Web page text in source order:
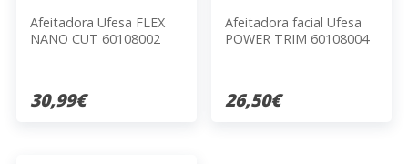
Afeitadora Ufesa FLEX
NANO CUT 60108002
30,99€
Afeitadora facial Ufesa
POWER TRIM 60108004
26,50€